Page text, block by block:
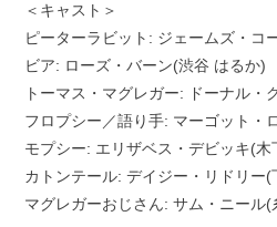
＜キャスト＞
ピーターラビット: ジェームズ・コ
ビア: ローズ・バーン(渋谷 はるか)
トーマス・マグレガー: ドーナル・
フロプシー／語り手: マーゴット・
モプシー: エリザベス・デビッキ(木
カトンテール: デイジー・リドリー(
マグレガーおじさん: サム・ニール(